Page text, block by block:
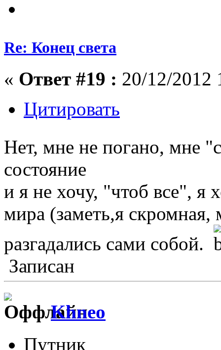
Re: Конец света
« Ответ #19 : 20/12/2012
Цитировать
Нет, мне не погано, мне
состояние
и я не хочу, "чтоб все", я
мира (заметь,я скромная,
разгадались сами собой.
Записан
Khneo
Путник